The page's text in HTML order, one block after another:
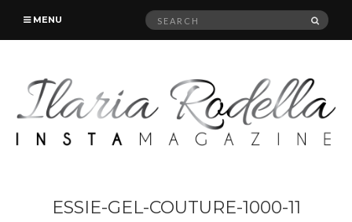
MENU
Search
ESSIE-GEL-COUTURE-1000-11